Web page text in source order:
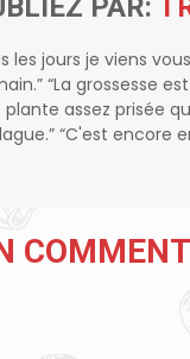
PAR:
les jours je viens
“La grossesse
plante assez prisée
“C'est encore